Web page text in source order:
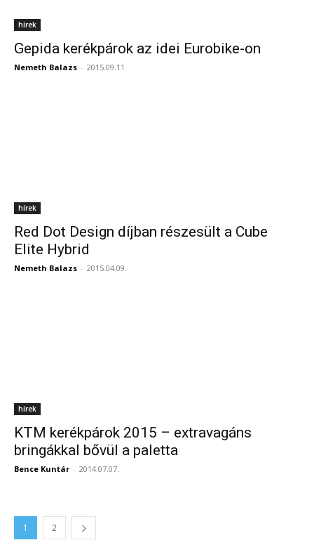
hírek
Gepida kerékpárok az idei Eurobike-on
Nemeth Balazs - 2015.09.11.
hírek
Red Dot Design díjban részesült a Cube
Elite Hybrid
Nemeth Balazs - 2015.04.09.
hírek
KTM kerékpárok 2015 – extravagáns
bringákkal bővül a paletta
Bence Kuntár - 2014.07.07.
1 2